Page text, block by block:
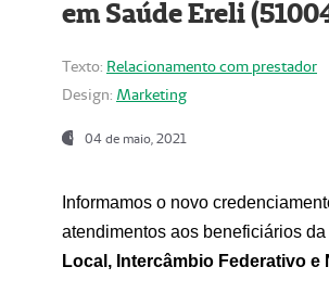
em Saúde Ereli
Texto: Relacionamento com prestador
Design: Marketing
04 de maio, 2021
Informamos o novo
atendimentos aos beneficiários da
Local, Intercâmbio Federativo e